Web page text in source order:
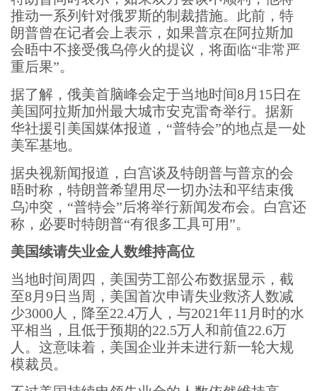
推动一系列针对俄罗斯的制裁措施。此前，特
朗普曾在记者会上表示，如果普京在阿拉斯加
会晤中不接受俄乌停火的提议，将面临“非常严
重后果”。
据了解，俄美首脑峰会定于当地时间8月15日在
美国阿拉斯加州最大城市安克雷奇举行。据新
华社援引美国媒体报道，“普特会”的地点是一处
美军基地。
据央视新闻报道，白宫谈及特朗普与普京的会
晤时称，特朗普希望用尽一切办法和平结束俄
乌冲突，“普特会”后将举行新闻发布会。白宫还
称，必要时特朗普“有很多工具可用”。
美国续请失业金人数维持高位
当地时间周四，美国劳工部公布数据显示，截
至8月9日当周，美国首次申请失业救济人数减
少3000人，降至22.4万人，与2021年11月时的水
平相当，且低于预期的22.5万人和前值22.6万
人。这意味着，美国企业并未进行新一轮大规
模裁员。